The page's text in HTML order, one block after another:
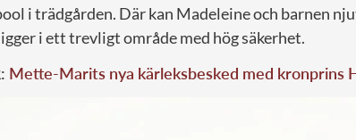
i trädgården. Där kan Madeleine och barnen
i ett trevligt område med hög säkerhet.
Mette-Marits nya kärleksbesked med kronprins